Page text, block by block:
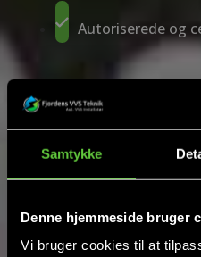
Samtykke
Denne hjemmeside bruger
Vi bruger cookies til at
Autoriserede og
40 64
Ring
Få et tilbud
Vi vender tilbage hurtigst